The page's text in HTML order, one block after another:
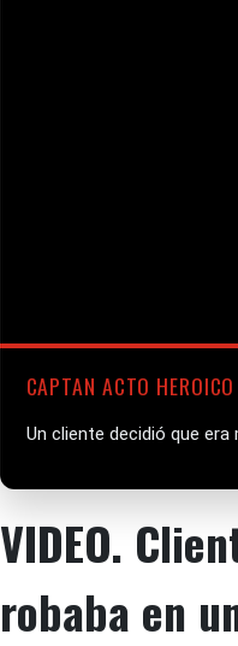
CAPTAN ACTO
Un cliente decidió que
VIDEO.
robaba en